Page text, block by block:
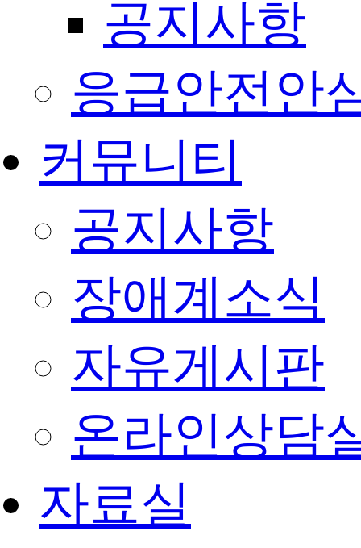
공지사항
응급안전안
커뮤니티
공지사항
장애계소식
자유게시판
온라인상담
자료실